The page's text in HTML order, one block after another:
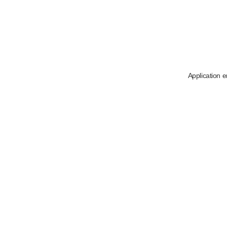
Application